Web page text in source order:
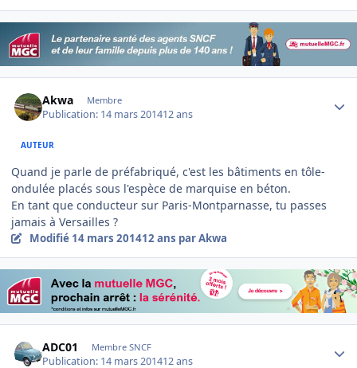
Akwa Membre
Publication: 14 mars 201412 ans
AUTEUR
Quand je parle de préfabriqué, c'est les bâtiments en tôle-
ondulée placés sous l'espèce de marquise en béton.
En tant que conducteur sur Paris-Montparnasse, tu passes
jamais à Versailles ?
Modifié 14 mars 201412 ans par Akwa
ADC01 Membre SNCF
Publication: 14 mars 201412 ans